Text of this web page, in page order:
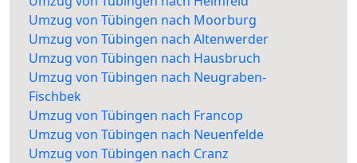
Umzug von Tübingen nach Moorburg
Umzug von Tübingen nach Altenwerder
Umzug von Tübingen nach Hausbruch
Umzug von Tübingen nach Neugraben-
Fischbek
Umzug von Tübingen nach Francop
Umzug von Tübingen nach Neuenfelde
Umzug von Tübingen nach Cranz